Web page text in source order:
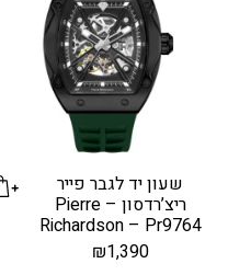
שעון יד לגבר פייר
ריצ’רדסון – Pierre
Richardson – Pr9764
₪1,390